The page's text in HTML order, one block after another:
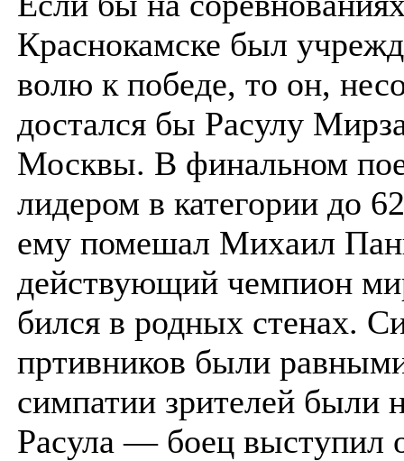
Краснокамске был
волю к победе, то он,
достался бы Расулу
Москвы. В финальном
лидером в категории до
ему помешал Михаил
действующий чемпион
бился в родных стенах.
пртивников были
симпатии зрителей были
Расула — боец выступил